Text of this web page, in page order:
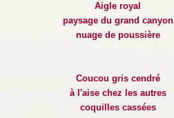
Aigle royal
paysage du grand canyon
nuage de poussière
Coucou gris cendré
à l'aise chez les autres
coquilles cassées